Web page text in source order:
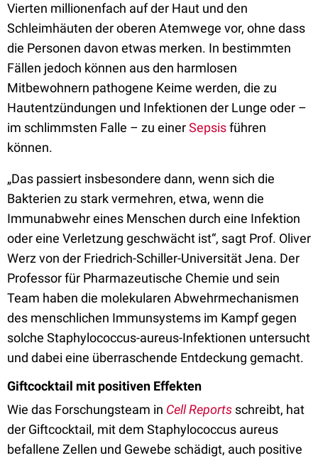
Vierten millionenfach auf der Haut und den
Schleimhäuten der oberen Atemwege vor, ohne dass
die Personen davon etwas merken. In bestimmten
Fällen jedoch können aus den harmlosen
Mitbewohnern pathogene Keime werden, die zu
Hautentzündungen und Infektionen der Lunge oder –
im schlimmsten Falle – zu einerSepsisführen
können.
„Das passiert insbesondere dann, wenn sich die
Bakterien zu stark vermehren, etwa, wenn die
Immunabwehr eines Menschen durch eine Infektion
oder eine Verletzung geschwächt ist“, sagt Prof. Oliver
Werz von der Friedrich-Schiller-Universität Jena. Der
Professor für Pharmazeutische Chemie und sein
Team haben die molekularen Abwehrmechanismen
des menschlichen Immunsystems im Kampf gegen
solche Staphylococcus-aureus-Infektionen untersucht
und dabei eine überraschende Entdeckung gemacht.
Giftcocktail mit positiven Effekten
Wie das Forschungsteam in Cell Reports schreibt, hat
der Giftcocktail, mit dem Staphylococcus aureus
befallene Zellen und Gewebe schädigt, auch positive